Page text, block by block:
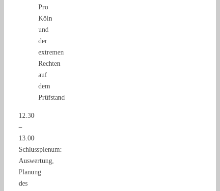
Pro
Köln
und
der
extremen
Rechten
auf
dem
Prüfstand
12.30
–
13.00
Schlussplenum:
Auswertung,
Planung
des